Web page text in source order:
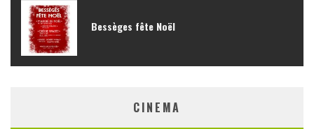
Bessèges fête Noël
CINEMA